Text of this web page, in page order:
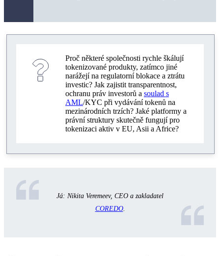
Proč některé společnosti rychle škálují
tokenizované produkty, zatímco jiné
narážejí na regulatorní blokace a ztrátu
investic? Jak zajistit transparentnost,
ochranu práv investorů a soulad s
AML/KYC při vydávání tokenů na
mezinárodních trzích? Jaké platformy a
právní struktury skutečně fungují pro
tokenizaci aktiv v EU, Asii a Africe?
Já: Nikita Veremeev, CEO a zakladatel
COREDO.